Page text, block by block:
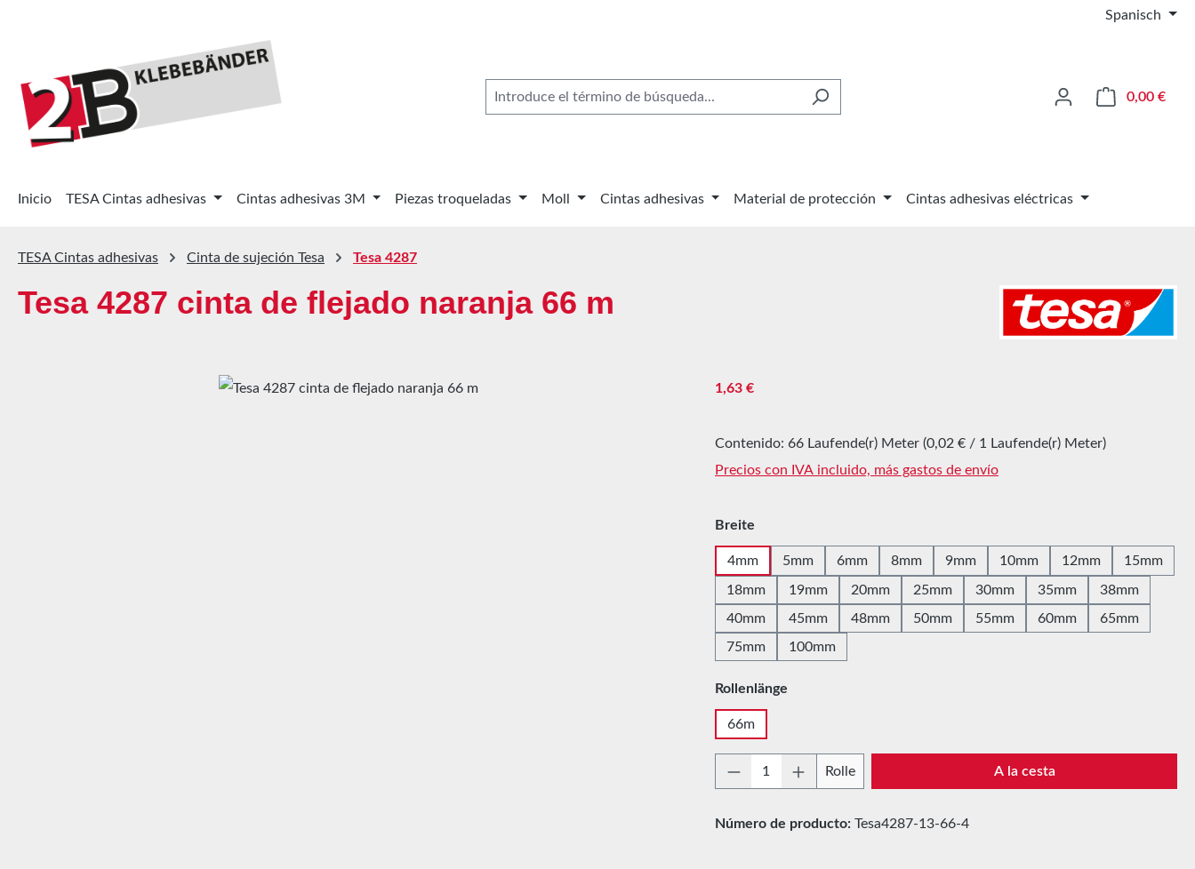
Spanisch
0,00 €El
Inicio TESA Cintas adhesivas Cintas adhesivas 3M Piezas troqueladas Moll Cintas adhesivas Material de protección Cintas adhesivas eléctricas
TESA Cintas adhesivas Cinta de sujeción Tesa Tesa 4287
Tesa 4287 cinta de flejado naranja 66 m
Precio normal:
1,63 €
Contenido: 66 Laufende(r) Meter (0,02 € / 1 Laufende(r) Meter)
Precios con IVA incluido, más gastos de envío
Seleccione
Breite
4mm 5mm 6mm 8mm 9mm 10mm 12mm 15mm
18mm 19mm 20mm 25mm 30mm 35mm
38mm
40mm
45mm 48mm 50mm 55mm 60mm
65mm
75mm
100mm
Seleccione
Rollenlänge
66m
Cantidad del producto: introduce la cantidad
Rolle A la cesta
Número de producto: Tesa4287-13-66-4